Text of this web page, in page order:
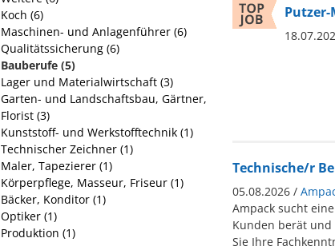
Koch (6)
Maschinen- und Anlagenführer (6)
Qualitätssicherung (6)
Bauberufe (5)
Lager und Materialwirtschaft (3)
Garten- und Landschaftsbau, Gärtner,
Florist (3)
Kunststoff- und Werkstofftechnik (1)
Technischer Zeichner (1)
Maler, Tapezierer (1)
Körperpflege, Masseur, Friseur (1)
Bäcker, Konditor (1)
Optiker (1)
Produktion (1)
Technische/r
05.08.2026 /
Ampack sucht
Kunden berät
Sie Ihre